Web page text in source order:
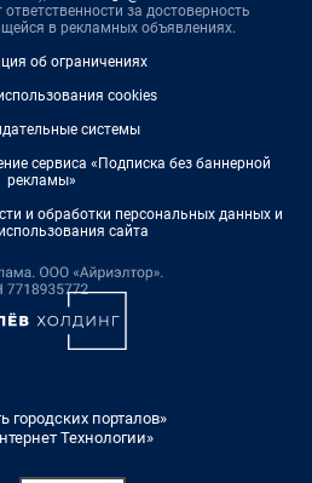
ответственности за достоверность
в рекламных объявлениях.
об ограничениях
cookies
системы
сервиса «Подписка без баннерной
рекламы»
и обработки персональных данных и
сайта
городских порталов»
Технологии»